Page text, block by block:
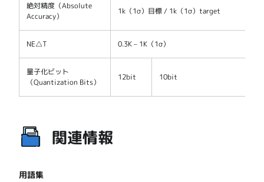
絶対精度（Absolute
Accuracy）
1k（1σ）目標 / 1k（1σ）target
NE△T 0.3K – 1K（1σ）
量子化ビット
（Quantization Bits）
12bit 10bit
関連情報
用語集